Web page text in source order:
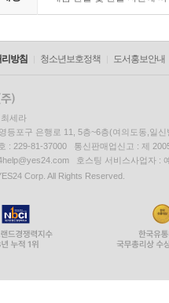
방침 청소년보호정책 도서홍보안내
세라
등포구 은행로 11, 5층~6층(여의도동,일신
: 229-81-37000 통신판매업신고 : 제
호스팅 서비스사업자 :
Corp. All Rights Reserved.